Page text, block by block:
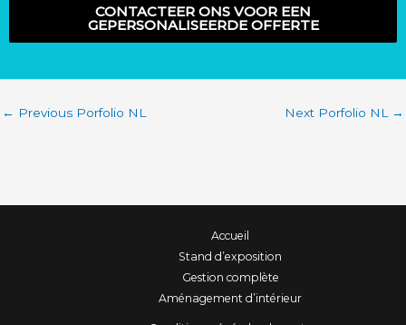
CONTACTEER ONS VOOR EEN
GEPERSONALISEERDE OFFERTE
← Previous Porfolio NL Next Porfolio NL →
Accueil
Stand d’exposition
Gestion complète
Aménagement d’intérieur